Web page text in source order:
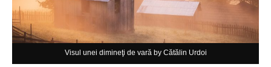
Visul unei dimineţi de vară by Cătălin Urdoi